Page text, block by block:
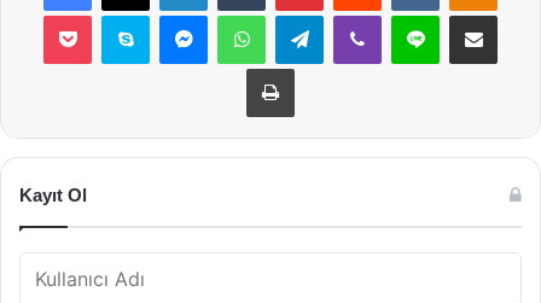
Pocket Skype MessengerWhatsAppTelegramViber Line E-Posta ile
Yazdır
Kayıt Ol